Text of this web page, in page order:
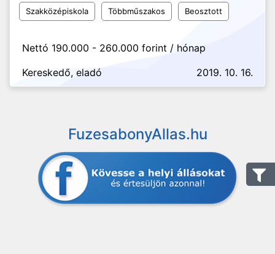
Szakközépiskola Többműszakos Beosztott
Nettó 190.000 - 260.000 forint / hónap
Kereskedő, eladó
2019. 10. 16.
FuzesabonyAllas.hu